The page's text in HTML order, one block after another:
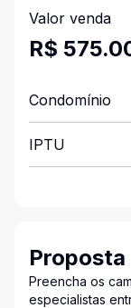
Valor venda
R$
Condomínio
IPTU
Proposta
Preencha os
especialistas